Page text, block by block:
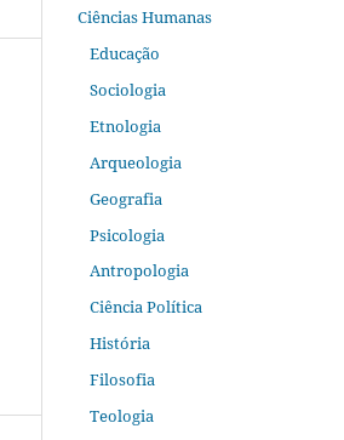
Ciências Humanas
Educação
Sociologia
Etnologia
Arqueologia
Geografia
Psicologia
Antropologia
Ciência Política
História
Filosofia
Teologia